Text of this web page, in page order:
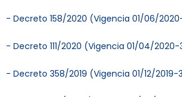
- Decreto 158/2020 (Vigencia 01/06/
- Decreto 111/2020 (Vigencia 01/04/
- Decreto 358/2019 (Vigencia 01/12/2019-